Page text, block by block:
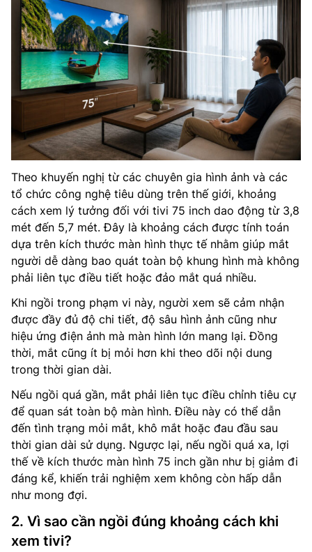
Theo khuyến nghị từ các chuyên gia hình ảnh và các
tổ chức công nghệ tiêu dùng trên thế giới, khoảng
cách xem lý tưởng đối với tivi 75 inch dao động từ 3,8
mét đến 5,7 mét. Đây là khoảng cách được tính toán
dựa trên kích thước màn hình thực tế nhằm giúp mắt
người dễ dàng bao quát toàn bộ khung hình mà không
phải liên tục điều tiết hoặc đảo mắt quá nhiều.
Khi ngồi trong phạm vi này, người xem sẽ cảm nhận
được đầy đủ độ chi tiết, độ sâu hình ảnh cũng như
hiệu ứng điện ảnh mà màn hình lớn mang lại. Đồng
thời, mắt cũng ít bị mỏi hơn khi theo dõi nội dung
trong thời gian dài.
Nếu ngồi quá gần, mắt phải liên tục điều chỉnh tiêu cự
để quan sát toàn bộ màn hình. Điều này có thể dẫn
đến tình trạng mỏi mắt, khô mắt hoặc đau đầu sau
thời gian dài sử dụng. Ngược lại, nếu ngồi quá xa, lợi
thế về kích thước màn hình 75 inch gần như bị giảm đi
đáng kể, khiến trải nghiệm xem không còn hấp dẫn
như mong đợi.
2. Vì sao cần ngồi đúng khoảng cách khi
xem tivi?